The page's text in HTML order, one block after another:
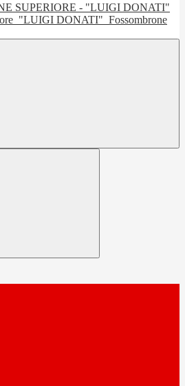
"LUIGI DONATI" Fossombrone